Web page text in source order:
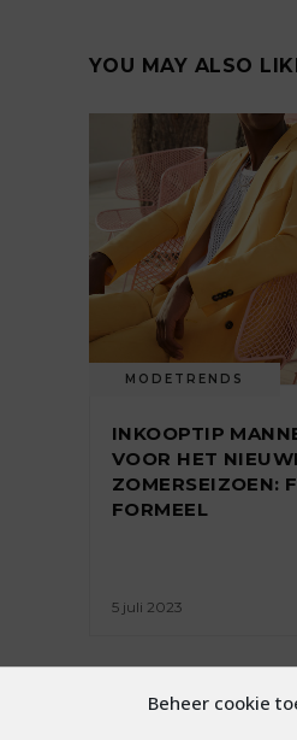
Beheer cookie
YOU MAY ALSO
MODETRENDS
INKOOPTIP
VOOR HET
ZOMERSEIZOEN:
FORMEEL
5 juli 2023